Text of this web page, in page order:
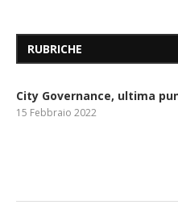
RUBRICHE
City Governance, ultima
15 Febbraio 2022